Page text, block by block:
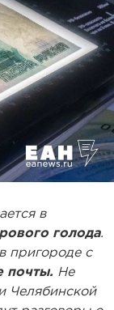
в
голода.
пригороде с
почты. Не
Челябинской